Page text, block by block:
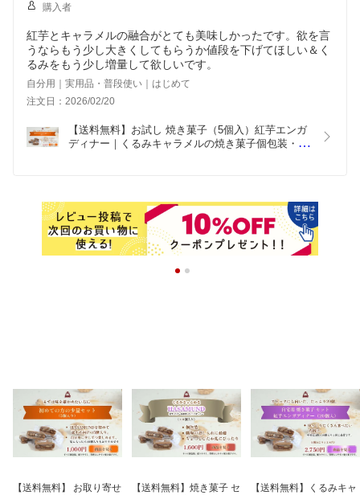
購入者
紅芋とキャラメルの融合がとても美味しかったです。欲を言
うならもう少し大きくしてもらうか値段を下げてほしい＆く
るみをもう少し増量して欲しいです。
自分用｜実用品・普段使い｜はじめて
注文日：2026/02/20
【送料無料】お試し 焼き菓子（5個入）紅芋エンガ
ディナー｜くるみキャラメルの焼き菓子個包装・少
【送料無料】 お取り寄せ
【送料無料】焼き菓子 セ
【送料無料】くるみキャ